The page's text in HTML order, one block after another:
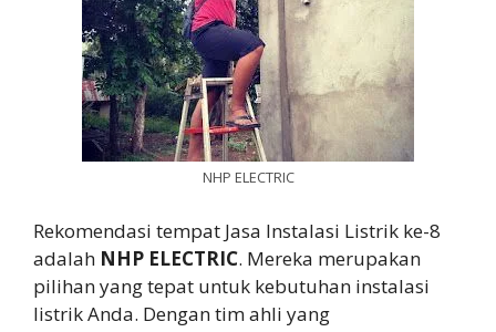
NHP ELECTRIC
Rekomendasi tempat Jasa Instalasi Listrik ke-8
adalah NHP ELECTRIC. Mereka merupakan
pilihan yang tepat untuk kebutuhan instalasi
listrik Anda. Dengan tim ahli yang